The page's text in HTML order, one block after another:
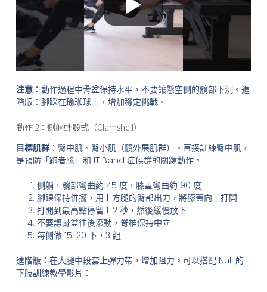
注意：動作過程中骨盆保持水平，不要讓懸空側的髖部下沉。進
階版：腳踩在瑜珈球上，增加穩定挑戰。
動作 2：側躺蚌殼式（Clamshell）
目標肌群：臀中肌、臀小肌（髖外展肌群）。直接訓練臀中肌，
是預防「跑者膝」和 IT Band 症候群的關鍵動作。
側躺，髖部彎曲約 45 度，膝蓋彎曲約 90 度
腳踝保持併攏，用上方腿的臀部出力，將膝蓋向上打開
打開到最高點停留 1-2 秒，然後緩慢放下
不要讓骨盆往後滾動，脊椎保持中立
每側做 15-20 下，3 組
進階版：在大腿中段套上彈力帶，增加阻力。可以搭配 Nuli 的
下肢訓練教學影片：